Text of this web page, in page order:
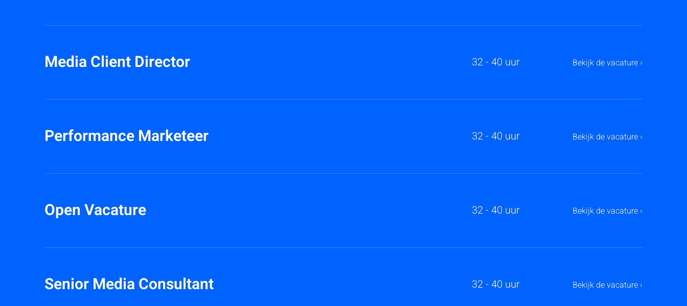
Media Client Director 32 - 40 uur Bekijk de vacature ›
Performance Marketeer 32 - 40 uur Bekijk de vacature ›
Open Vacature 32 - 40 uur Bekijk de vacature ›
Senior Media Consultant 32 - 40 uur Bekijk de vacature ›